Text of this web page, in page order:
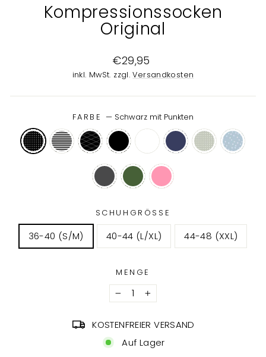
Kompressionssocken
Original
Normaler
Preis
€29,95
inkl. MwSt. zzgl.Versandkosten
FARBE— Schwarz mit Punkten
SCHUHGRÖSSE
36-40 (S/M) 40-44 (L/XL) 44-48 (XXL)
MENGE
−
+
KOSTENFREIER VERSAND
Auf Lager